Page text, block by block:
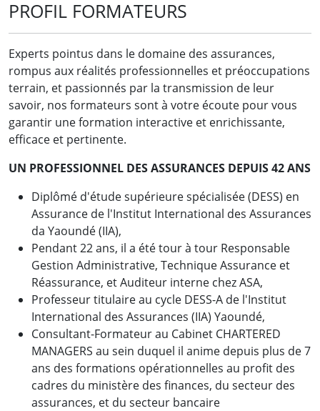
PROFIL FORMATEURS
Experts pointus dans le domaine des assurances,
rompus aux réalités professionnelles et préoccupations
terrain, et passionnés par la transmission de leur
savoir, nos formateurs sont à votre écoute pour vous
garantir une formation interactive et enrichissante,
efficace et pertinente.
UN PROFESSIONNEL DES ASSURANCES DEPUIS 42 ANS
Diplômé d'étude supérieure spécialisée (DESS) en
Assurance de l'Institut International des Assurances
da Yaoundé (IIA),
Pendant 22 ans, il a été tour à tour Responsable
Gestion Administrative, Technique Assurance et
Réassurance, et Auditeur interne chez ASA,
Professeur titulaire au cycle DESS-A de l'Institut
International des Assurances (IIA) Yaoundé,
Consultant-Formateur au Cabinet CHARTERED
MANAGERS au sein duquel il anime depuis plus de 7
ans des formations opérationnelles au profit des
cadres du ministère des finances, du secteur des
assurances, et du secteur bancaire